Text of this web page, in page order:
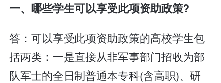
一、哪些学生可以享受此项资助政策?
答：可以享受此项资助政策的高校学生包
括两类：一是直接从非军事部门招收为部
队军士的全日制普通本专科(含高职)、研